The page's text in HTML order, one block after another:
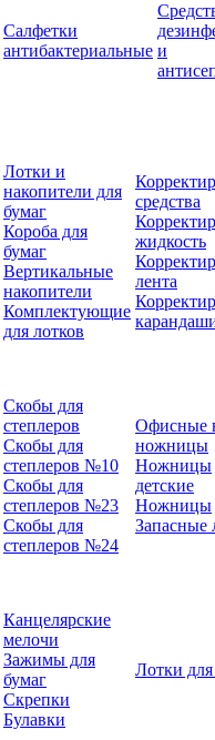
Салфетки
антибактериальные и
Лотки и
накопители для
бумаг
Короба для
бумаг
Вертикальные
накопители
Комплектующие
для лотков
средства
жидкость
лента
Скобы для
степлеров
Скобы для
степлеров №10
Скобы для
степлеров №23
Скобы для
степлеров №24
Офисные
ножницы
Ножницы
детские
Ножницы
Запасные
Канцелярские
мелочи
Зажимы для
бумаг
Скрепки
Булавки
Лотки